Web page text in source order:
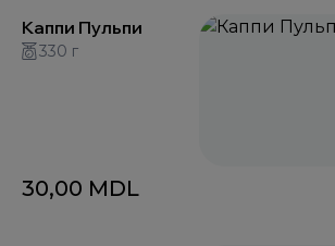
Каппи Пульпи
330 г
30,00 MDL